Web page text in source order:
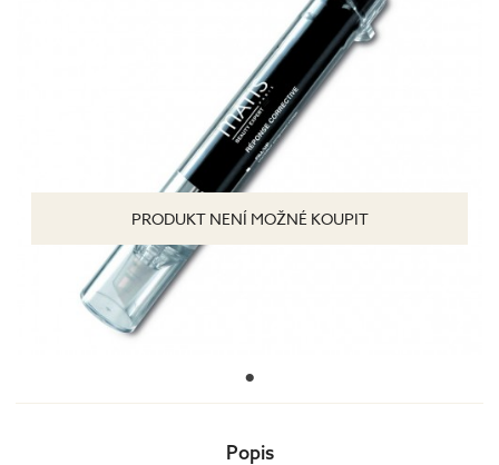
PRODUKT NENÍ MOŽNÉ KOUPIT
Popis